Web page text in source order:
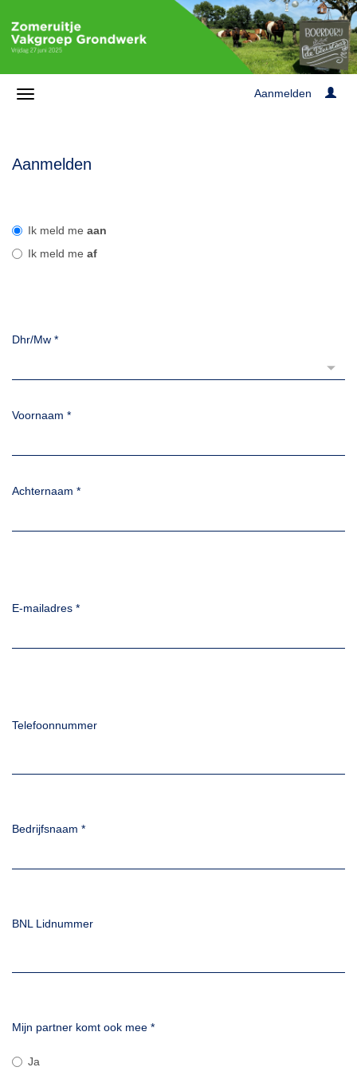
Aanmelden
Aanmelden
Ik meld me aan
Ik meld me af
Dhr/Mw *
Voornaam *
Achternaam *
E-mailadres *
Telefoonnummer
Bedrijfsnaam *
BNL Lidnummer
Mijn partner komt ook mee *
Ja